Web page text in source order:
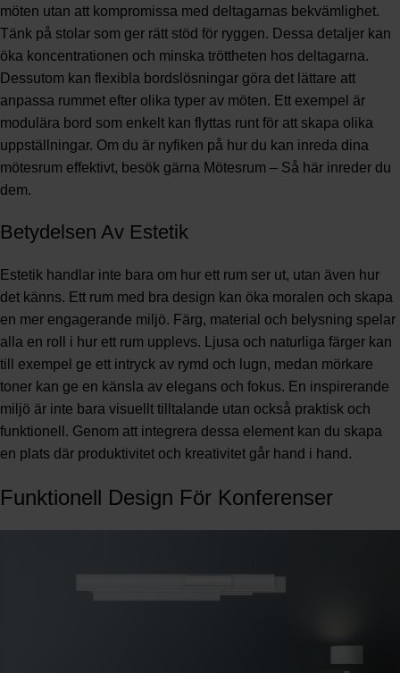
möten utan att kompromissa med deltagarnas bekvämlighet.
Tänk på stolar som ger rätt stöd för ryggen. Dessa detaljer kan
öka koncentrationen och minska tröttheten hos deltagarna.
Dessutom kan flexibla bordslösningar göra det lättare att
anpassa rummet efter olika typer av möten. Ett exempel är
modulära bord som enkelt kan flyttas runt för att skapa olika
uppställningar. Om du är nyfiken på hur du kan inreda dina
mötesrum effektivt, besök gärna Mötesrum – Så här inreder du
dem.
Betydelsen Av Estetik
Estetik handlar inte bara om hur ett rum ser ut, utan även hur
det känns. Ett rum med bra design kan öka moralen och skapa
en mer engagerande miljö. Färg, material och belysning spelar
alla en roll i hur ett rum upplevs. Ljusa och naturliga färger kan
till exempel ge ett intryck av rymd och lugn, medan mörkare
toner kan ge en känsla av elegans och fokus. En inspirerande
miljö är inte bara visuellt tilltalande utan också praktisk och
funktionell. Genom att integrera dessa element kan du skapa
en plats där produktivitet och kreativitet går hand i hand.
Funktionell Design För Konferenser